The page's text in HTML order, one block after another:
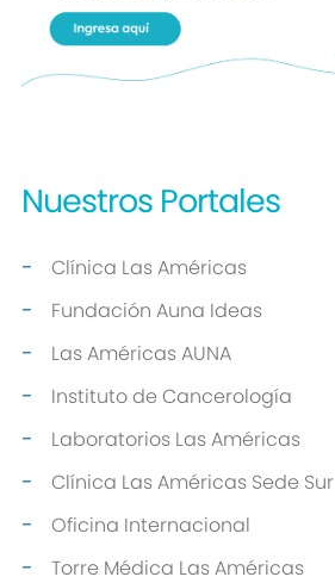
Nuestros Portales
Clínica Las Américas
Fundación Auna Ideas
Las Américas AUNA
Instituto de Cancerología
Laboratorios Las Américas
Clínica Las Américas Sede Sur
Oficina Internacional
Torre Médica Las Américas